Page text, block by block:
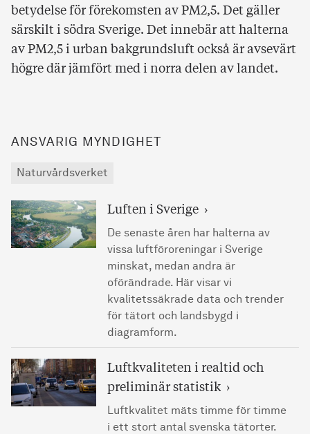
betydelse för förekomsten av PM2,5. Det gäller
särskilt i södra Sverige. Det innebär att halterna
av PM2,5 i urban bakgrundsluft också är avsevärt
högre där jämfört med i norra delen av landet.
ANSVARIG MYNDIGHET
Naturvårdsverket
Luften i Sverige
De senaste åren har halterna av
vissa luftföroreningar i Sverige
minskat, medan andra är
oförändrade. Här visar vi
kvalitetssäkrade data och trender
för tätort och landsbygd i
diagramform.
Luftkvaliteten i realtid och
preliminär statistik
Luftkvalitet mäts timme för timme
i ett stort antal svenska tätorter.